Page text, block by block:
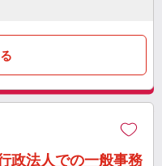
政法人での一般事務